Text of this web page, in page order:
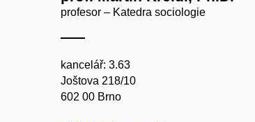
profesor – Katedra sociologie
kancelář: 3.63
Joštova 218/10
602 00 Brno